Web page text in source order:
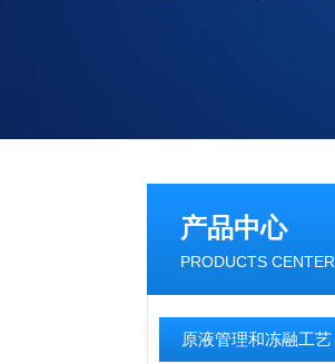
产品中心
PRODUCTS CENTER
原液管理和冻融工艺